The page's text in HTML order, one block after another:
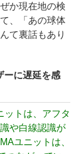
か現在地の検
、「あの球体
て裏話もあり
ーに遅延を感
ットは、アフタ
や白線認識が
ユニットは、